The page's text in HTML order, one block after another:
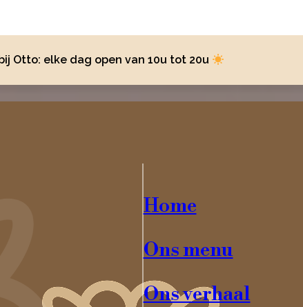
Otto: elke dag open van 10u tot 20u
Home
Ons menu
Ons verhaal